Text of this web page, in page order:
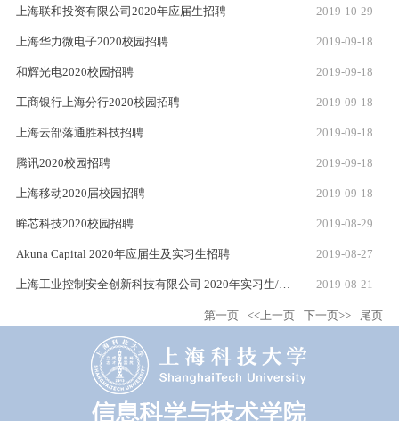
上海联和投资有限公司2020年应届生招聘 2019-10-29
上海华力微电子2020校园招聘 2019-09-18
和辉光电2020校园招聘 2019-09-18
工商银行上海分行2020校园招聘 2019-09-18
上海云部落通胜科技招聘 2019-09-18
腾讯2020校园招聘 2019-09-18
上海移动2020届校园招聘 2019-09-18
眸芯科技2020校园招聘 2019-08-29
Akuna Capital 2020年应届生及实习生招聘 2019-08-27
2019-08-21
第一页 <<上一页 下一页>> 尾页